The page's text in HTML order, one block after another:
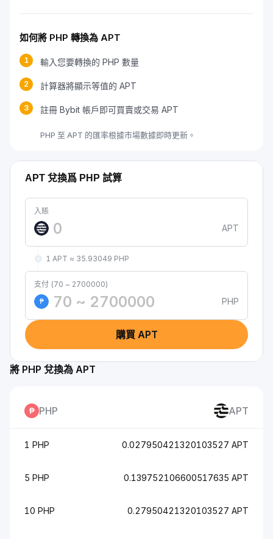
如何將 PHP 轉換為 APT
1 輸入您要轉換的 PHP 數量
2 計算器將顯示等值的 APT
3 註冊 Bybit 帳戶即可買賣或交易 APT
PHP 至 APT 的匯率根據市場數據即時更新。
APT 兌換爲 PHP 試算
入賬
APT
1 APT ≈ 35.93049 PHP
支付 (70 ~ 2700000)
₱
PHP
購買 APT
將 PHP 兌換為 APT
PHP APT
1 PHP 0.027950421320103527 APT
5 PHP 0.139752106600517635 APT
10 PHP 0.27950421320103527 APT